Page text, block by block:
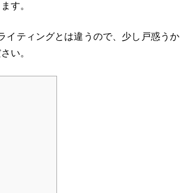
す。
イティングとは違うので、少し戸惑うか
い。